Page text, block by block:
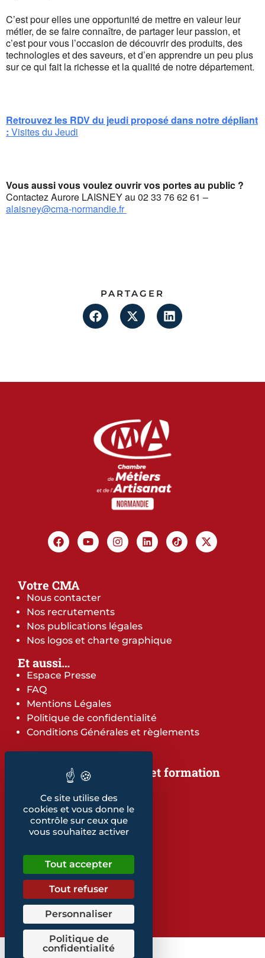
C’est pour elles une opportunité de mettre en valeur leur
métier, de se faire connaître, de partager leur passion, et
c’est pour vous l’occasion de découvrir des produits, des
technologies et des saveurs, et d’en apprendre un peu plus
sur ce qui fait la richesse et la qualité de notre département.
Retrouvez les RDV du jeudi proposé dans notre dépliant
: Visites du Jeudi
Vous aussi vous voulez ouvrir vos portes au public ?
Contactez Aurore LAISNEY au 02 33 76 62 61 –
alaisney@cma-normandie.fr
PARTAGER
Votre CMA
Nous contacter
Nos recrutements
Nos publications légales
Nos logos et charte graphique
Et aussi…
Espace Presse
FAQ
Mentions Légales
Politique de confidentialité
Conditions Générales et règlements
Notre offre de services et formation
Notre offre de services
Notre offre de formation
Notre dépliant formation
Les indicateurs
Retrouvez également...
Notre glossaire
Ce site utilise des
cookies et vous donne le
contrôle sur ceux que
vous souhaitez activer
Tout accepter
Tout refuser
Personnaliser
Politique de
confidentialité